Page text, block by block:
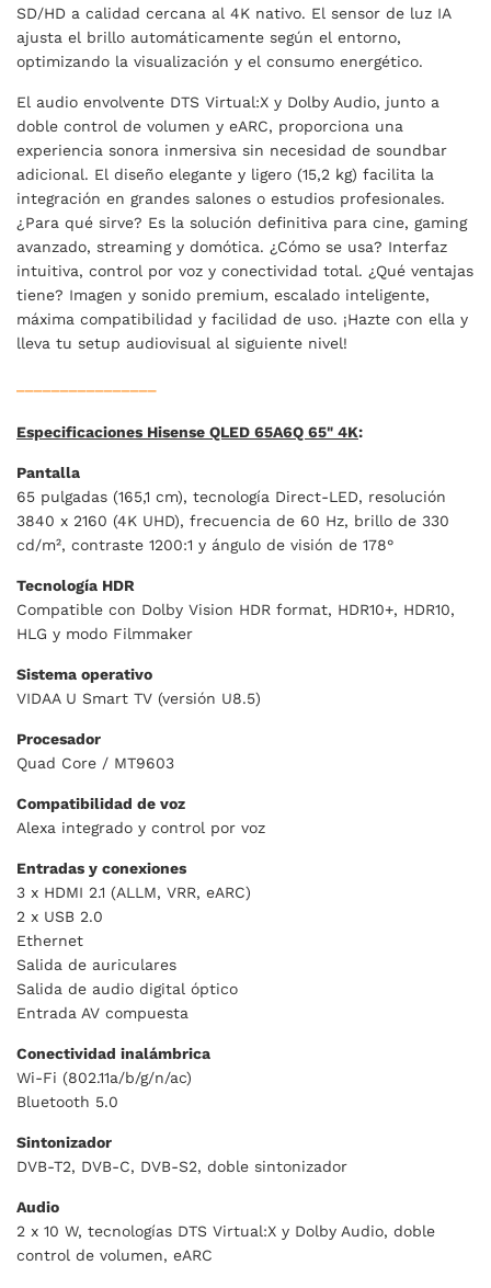
SD/HD a calidad cercana al 4K nativo. El sensor de luz IA
ajusta el brillo automáticamente según el entorno,
optimizando la visualización y el consumo energético.
El audio envolvente DTS Virtual:X y Dolby Audio, junto a
doble control de volumen y eARC, proporciona una
experiencia sonora inmersiva sin necesidad de soundbar
adicional. El diseño elegante y ligero (15,2 kg) facilita la
integración en grandes salones o estudios profesionales.
¿Para qué sirve? Es la solución definitiva para cine, gaming
avanzado, streaming y domótica. ¿Cómo se usa? Interfaz
intuitiva, control por voz y conectividad total. ¿Qué ventajas
tiene? Imagen y sonido premium, escalado inteligente,
máxima compatibilidad y facilidad de uso. ¡Hazte con ella y
lleva tu setup audiovisual al siguiente nivel!
Especificaciones Hisense QLED 65A6Q 65" 4K:
Pantalla
65 pulgadas (165,1 cm), tecnología Direct-LED, resolución
3840 x 2160 (4K UHD), frecuencia de 60 Hz, brillo de 330
cd/m², contraste 1200:1 y ángulo de visión de 178°
Tecnología HDR
Compatible con Dolby Vision HDR format, HDR10+, HDR10,
HLG y modo Filmmaker
Sistema operativo
VIDAA U Smart TV (versión U8.5)
Procesador
Quad Core / MT9603
Compatibilidad de voz
Alexa integrado y control por voz
Entradas y conexiones
3 x HDMI 2.1 (ALLM, VRR, eARC)
2 x USB 2.0
Ethernet
Salida de auriculares
Salida de audio digital óptico
Entrada AV compuesta
Conectividad inalámbrica
Wi-Fi (802.11a/b/g/n/ac)
Bluetooth 5.0
Sintonizador
DVB-T2, DVB-C, DVB-S2, doble sintonizador
Audio
2 x 10 W, tecnologías DTS Virtual:X y Dolby Audio, doble
control de volumen, eARC